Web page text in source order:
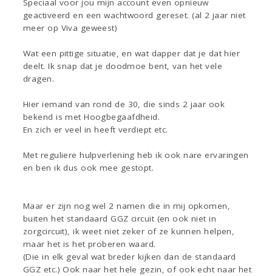
Speciaal voor jou mijn account even opnieuw
geactiveerd en een wachtwoord gereset. (al 2 jaar niet
meer op Viva geweest)
Wat een pittige situatie, en wat dapper dat je dat hier
deelt. Ik snap dat je doodmoe bent, van het vele
dragen.
Hier iemand van rond de 30, die sinds 2 jaar ook
bekend is met Hoogbegaafdheid.
En zich er veel in heeft verdiept etc.
Met reguliere hulpverlening heb ik ook nare ervaringen
en ben ik dus ook mee gestopt.
Maar er zijn nog wel 2 namen die in mij opkomen,
buiten het standaard GGZ circuit (en ook niet in
zorgcircuit), ik weet niet zeker of ze kunnen helpen,
maar het is het proberen waard.
(Die in elk geval wat breder kijken dan de standaard
GGZ etc.) Ook naar het hele gezin, of ook echt naar het